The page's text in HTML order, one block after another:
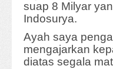
suap 8 Milyar
Indosurya.
Ayah saya
mengajarkan
diatas segala